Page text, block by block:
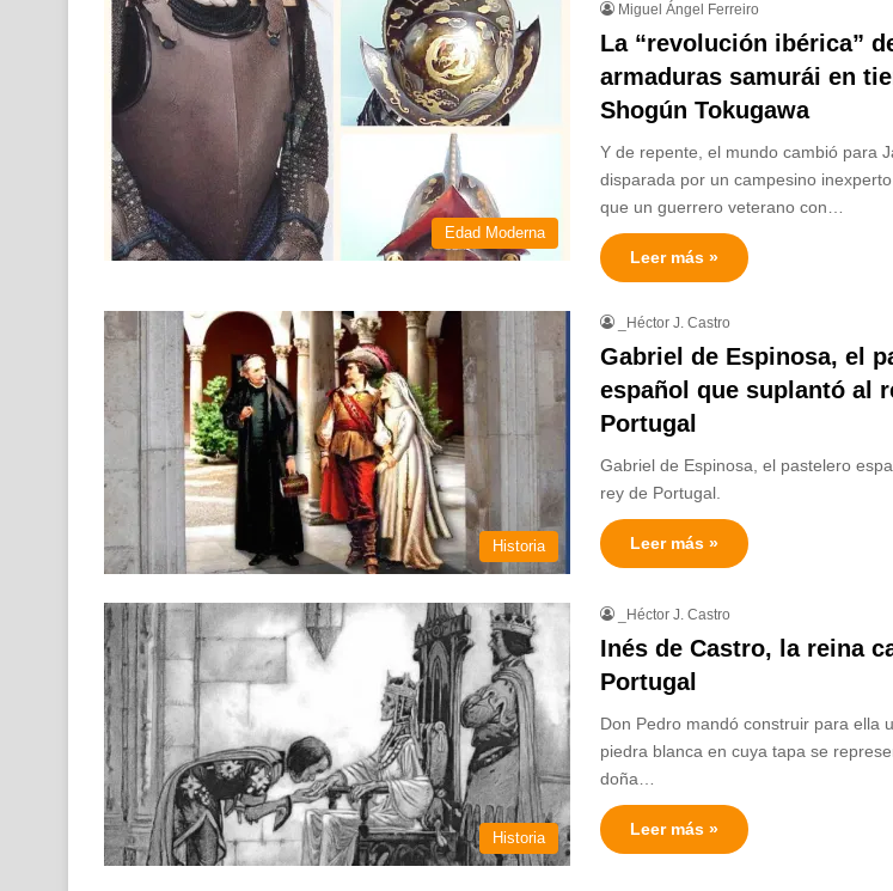
Edad Moderna
Miguel Ángel Ferreiro
La “revolución ibérica”
armaduras samurái en
Shogún Tokugawa
Y de repente, el mundo cambió para
disparada por un campesino
que un guerrero veterano con…
Leer más »
Historia
_Héctor J. Castro
Gabriel de Espinosa, el
español que suplantó al
Portugal
Gabriel de Espinosa, el pastelero
rey de Portugal.
Leer más »
Historia
_Héctor J. Castro
Inés de Castro, la reina
Portugal
Don Pedro mandó construir para ella
piedra blanca en cuya tapa se
doña…
Leer más »